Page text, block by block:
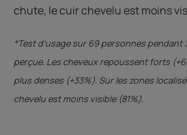
chute, le cuir chevelu est moins
*Test d'usage sur 69 personnes pendant
perçue. Les cheveux repoussent forts
plus denses (+33%). Sur les zones
chevelu est moins visible (81%).